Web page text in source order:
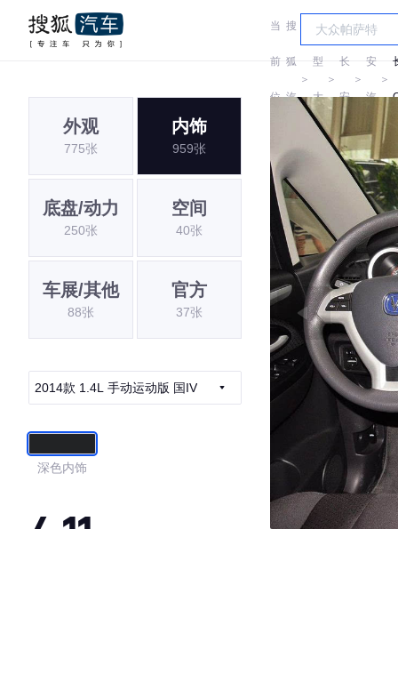
当
前
位
搜
狐
汽
＞
车
型
大
全
＞
长
安
＞
长
安
汽
车
＞
外观
775张
内饰
959张
底盘/动力
250张
空间
40张
车展/其他
88张
官方
37张
2014款 1.4L 手动运动版 国IV
深色内饰
4.11